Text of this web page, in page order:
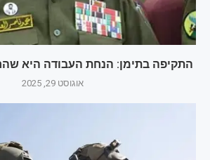
התקיפה בתימן: הנחת העבודה היא
אוגוסט 29, 2025